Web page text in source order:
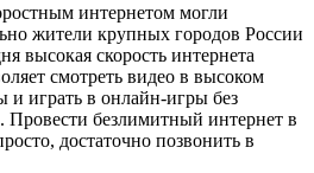
интернетом могли
жители крупных городов России
высокая скорость интернета
смотреть видео в высоком
и играть в онлайн-игры без
Провести безлимитный интернет в
достаточно позвонить в